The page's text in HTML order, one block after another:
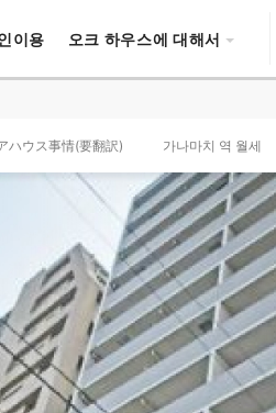
이용 오크 하우스에 대해서
ハウス事情(要翻訳) 가나마치 역 월세